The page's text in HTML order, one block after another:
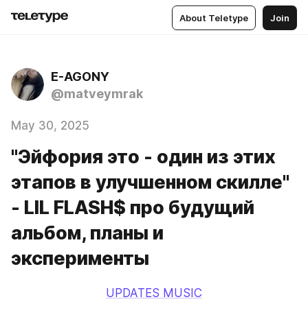
About Teletype Join
E-AGONY
@matveymrak
May 30, 2025
"Эйфория это - один из этих
этапов в улучшенном скилле"
- LIL FLASH$ про будущий
альбом, планы и
эксперименты
UPDATES MUSIC